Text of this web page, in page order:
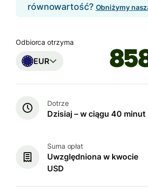
równowartość? Obniżymy
Odbiorca otrzyma
EUR
Dotrze
Dzisiaj – w ciągu 40 minut
Suma opłat
Uwzględniona w kwocie
USD